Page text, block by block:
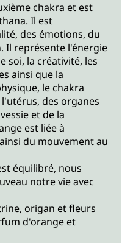
chakra et est
Il est
des émotions, du
Il représente l'énergie
soi, la créativité, les
ainsi que la
le chakra
des organes
et de la
est liée à
du mouvement au
équilibré, nous
notre vie avec
origan et fleurs
d'orange et